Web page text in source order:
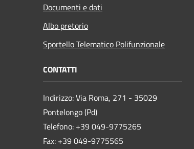
Documenti e dati
Albo pretorio
Sportello Telematico Polifunzionale
CONTATTI
Indirizzo: Via Roma, 271 - 35029
Pontelongo (Pd)
Telefono: +39 049-9775265
Fax: +39 049-9775565